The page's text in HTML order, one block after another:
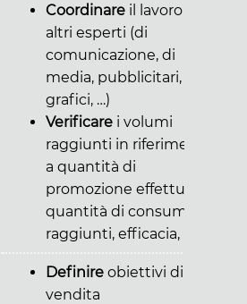
Coordinare il lavoro di
altri esperti (di
comunicazione, di
media, pubblicitari,
grafici, …)
Verificare i volumi
raggiunti in riferimento
a quantità di
promozione effettuata,
quantità di consumers
raggiunti, efficacia, ….
Definire obiettivi di
vendita